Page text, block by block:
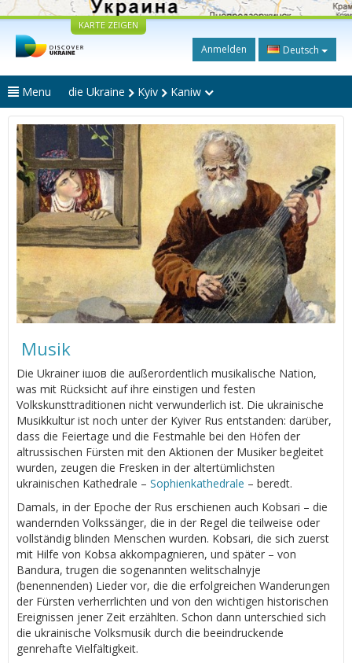
KARTE ZEIGEN
Anmelden Deutsch
Menu die Ukraine Kyiv Kaniw
Musik
Die Ukrainer ішов die außerordentlich musikalische Nation,
was mit Rücksicht auf ihre einstigen und festen
Volkskunsttraditionen nicht verwunderlich ist. Die ukrainische
Musikkultur ist noch unter der Kyiver Rus entstanden: darüber,
dass die Feiertage und die Festmahle bei den Höfen der
altrussischen Fürsten mit den Aktionen der Musiker begleitet
wurden, zeugen die Fresken in der altertümlichsten
ukrainischen Kathedrale – Sophienkathedrale – beredt.
Damals, in der Epoche der Rus erschienen auch Kobsari – die
wandernden Volkssänger, die in der Regel die teilweise oder
vollständig blinden Menschen wurden. Kobsari, die sich zuerst
mit Hilfe von Kobsa akkompagnieren, und später – von
Bandura, trugen die sogenannten welitschalnyje
(benennenden) Lieder vor, die die erfolgreichen Wanderungen
der Fürsten verherrlichten und von den wichtigen historischen
Ereignissen jener Zeit erzählten. Schon dann unterschied sich
die ukrainische Volksmusik durch die beeindruckende
genrehafte Vielfältigkeit.